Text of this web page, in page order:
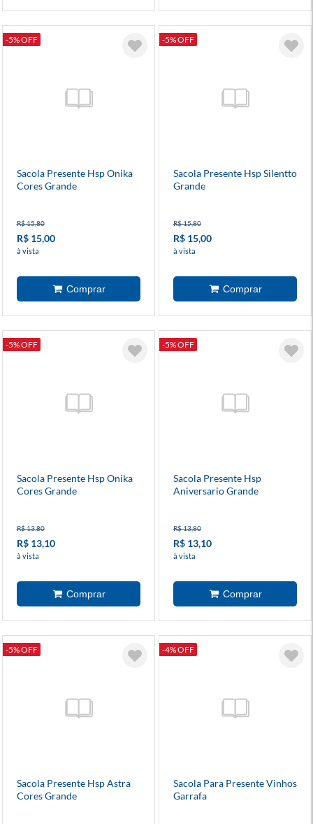
-5% OFF
Sacola Presente Hsp Onika
Cores Grande
R$ 15,80
R$ 15,00
à vista
-5% OFF
Sacola Presente Hsp Silentto
Grande
R$ 15,80
R$ 15,00
à vista
-5% OFF
Sacola Presente Hsp Onika
Cores Grande
R$ 13,80
R$ 13,10
à vista
-5% OFF
Sacola Presente Hsp
Aniversario Grande
R$ 13,80
R$ 13,10
à vista
-5% OFF
Sacola Presente Hsp Astra
Cores Grande
-4% OFF
Sacola Para Presente Vinhos
Garrafa